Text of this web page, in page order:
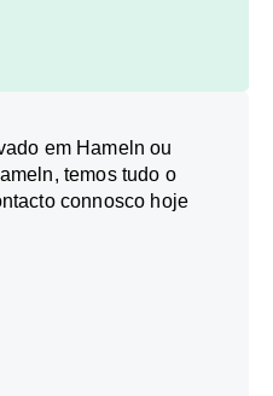
em Hameln ou
temos tudo o
connosco hoje